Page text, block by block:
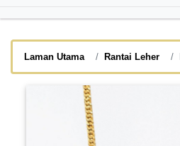
Laman Utama Rantai Leher